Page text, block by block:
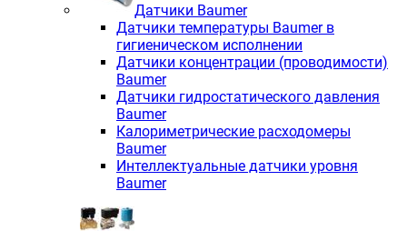
Датчики Baumer
Датчики температуры Baumer в
гигиеническом исполнении
Датчики концентрации (проводимости)
Baumer
Датчики гидростатического давления
Baumer
Калориметрические расходомеры
Baumer
Интеллектуальные датчики уровня
Baumer